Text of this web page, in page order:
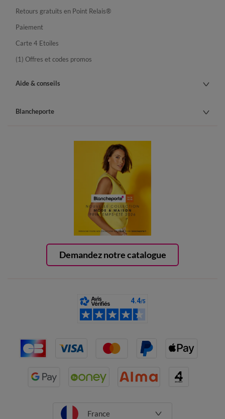
Demandez notre catalogue
Retours gratuits en Point Relais®
Paiement
Carte 4 Etoiles
(1) Offres et codes promos
Aide & conseils
Blancheporte
France